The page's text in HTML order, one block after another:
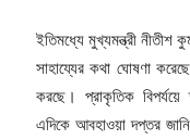
ইতিমধ্যে মুখ্যমন্ত্রী নীতীশ
সাহায্যের কথা ঘোষণা
করছে। প্রাকৃতিক বিপর্যয়ে
এদিকে আবহাওয়া দপ্তর